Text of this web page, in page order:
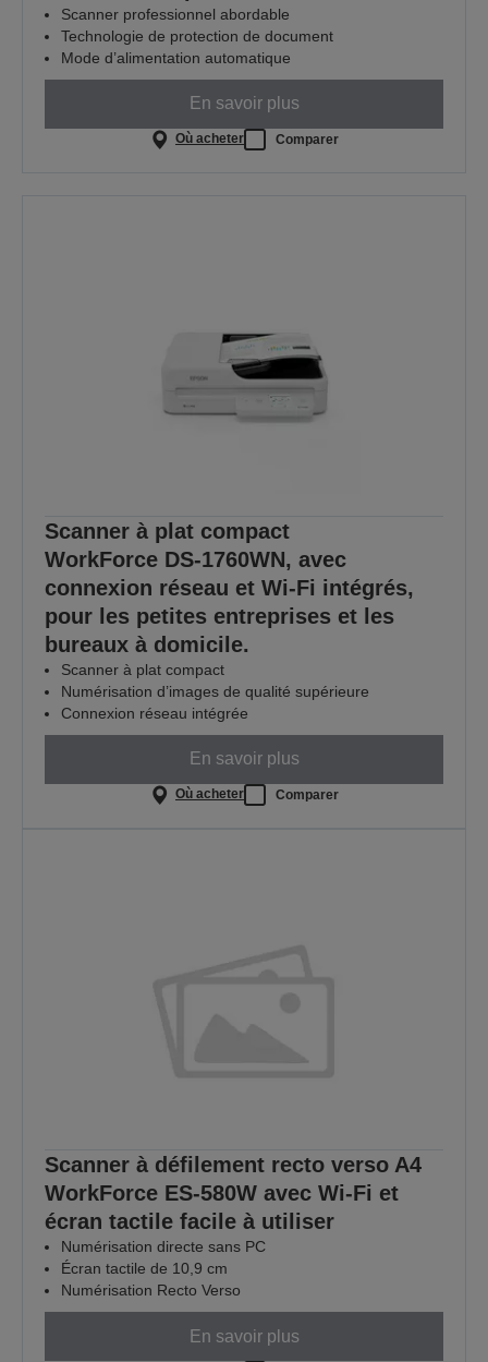
Scanner professionnel abordable
Technologie de protection de document
Mode d’alimentation automatique
En savoir plus
Où acheter Comparer
Scanner à plat compact
WorkForce DS-1760WN, avec
connexion réseau et Wi-Fi intégrés,
pour les petites entreprises et les
bureaux à domicile.
Scanner à plat compact
Numérisation d’images de qualité supérieure
Connexion réseau intégrée
En savoir plus
Où acheter Comparer
Scanner à défilement recto verso A4
WorkForce ES-580W avec Wi-Fi et
écran tactile facile à utiliser
Numérisation directe sans PC
Écran tactile de 10,9 cm
Numérisation Recto Verso
En savoir plus